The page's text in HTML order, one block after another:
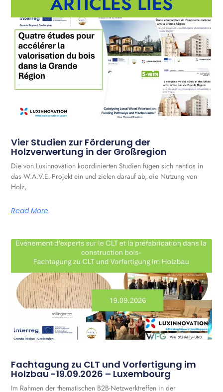
Vier Studien zur Förderung der
Holzverwertung in der Großregion
Die von Luxinnovation koordinierten Studien fügen sich nahtlos in
das W.A.V.E.-Projekt ein und zielen darauf ab, die Nutzung von
Holz,
Read More
Fachtagung zu CLT und Vorfertigung im
Holzbau -19.09.2026 – Luxembourg
Im Rahmen der thematischen B2B-Netzwerktreffen in der